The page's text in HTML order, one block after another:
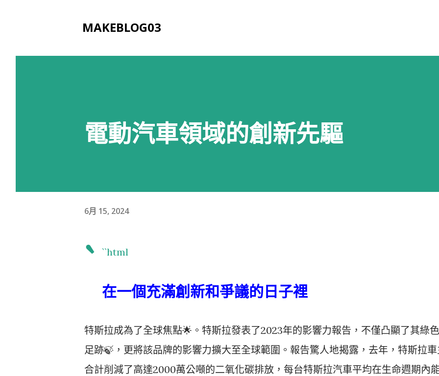
MAKEBLOG03
電動汽車領域的創新先驅
6月 15, 2024
` ``html
在一個充滿創新和爭議的日子裡
特斯拉成為了全球焦點🌟 。特斯拉發表了2023年的影響力報告，不僅凸顯了其綠色
足跡🍃 ，更將該品牌的影響力擴大至全球範圍。報告驚人地揭露，去年，特斯拉
合計削減了高達2000萬公噸的二氧化碳排放，每台特斯拉汽車平均在生命週期內